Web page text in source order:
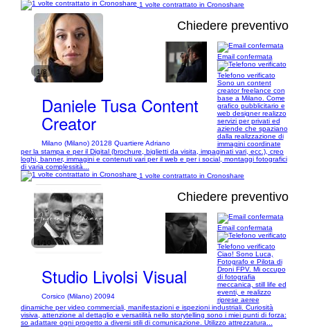
1 volte contrattato in Cronoshare
1/8
Chiedere preventivo
Daniele Tusa Content
Creator
Milano (Milano) 20128 Quartiere Adriano
Email confermata
Telefono verificato
Sono un content
creator freelance con
base a Milano. Come
grafico pubblicitario e
web designer realizzo
servizi per privati ed
aziende che spaziano
dalla realizzazione di
immagini coordinate
per la stampa e per il Digital (brochure, biglietti da visita, impaginati vari, ecc.), creo
loghi, banner, immagini e contenuti vari per il web e per i social, montaggi fotografici
di varia complessità...
1 volte contrattato in Cronoshare
1/10
Chiedere preventivo
Studio Livolsi Visual
Corsico (Milano) 20094
Email confermata
Telefono verificato
Ciao! Sono Luca,
Fotografo e Pilota di
Droni FPV. Mi occupo
di fotografia
meccanica, still life ed
eventi, e realizzo
riprese aeree
dinamiche per video commerciali, manifestazioni e ispezioni industriali. Curiosità
visiva, attenzione al dettaglio e versatilità nello storytelling sono i miei punti di forza:
so adattare ogni progetto a diversi stili di comunicazione. Utilizzo attrezzatura...